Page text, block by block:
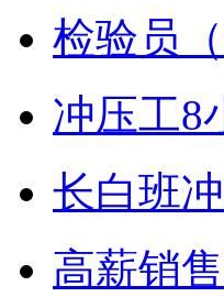
检验员
冲压工8
长白班
高薪销售